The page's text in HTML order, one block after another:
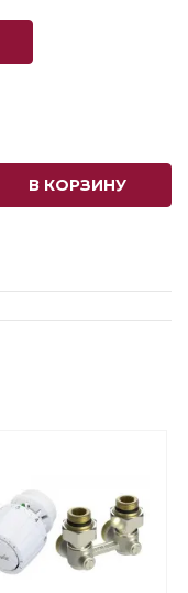
В КОРЗИНУ